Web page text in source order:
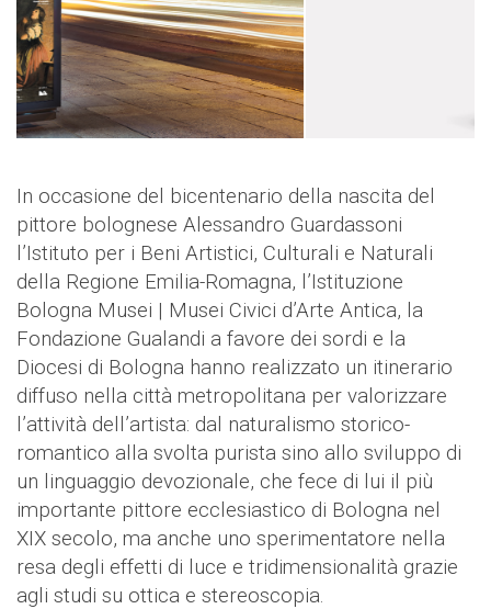
In occasione del bicentenario della nascita del
pittore bolognese Alessandro Guardassoni
l’Istituto per i Beni Artistici, Culturali e Naturali
della Regione Emilia-Romagna, l’Istituzione
Bologna Musei | Musei Civici d’Arte Antica, la
Fondazione Gualandi a favore dei sordi e la
Diocesi di Bologna hanno realizzato un itinerario
diffuso nella città metropolitana per valorizzare
l’attività dell’artista: dal naturalismo storico-
romantico alla svolta purista sino allo sviluppo di
un linguaggio devozionale, che fece di lui il più
importante pittore ecclesiastico di Bologna nel
XIX secolo, ma anche uno sperimentatore nella
resa degli effetti di luce e tridimensionalità grazie
agli studi su ottica e stereoscopia.